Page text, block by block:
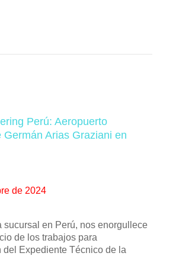
Perú: Aeropuerto
Germán Arias Graziani en
de 2024
sucursal en Perú, nos enorgullece
de los trabajos para
del Expediente Técnico de la